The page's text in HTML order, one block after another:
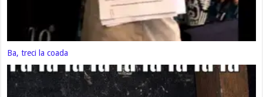
Ba, treci la coada